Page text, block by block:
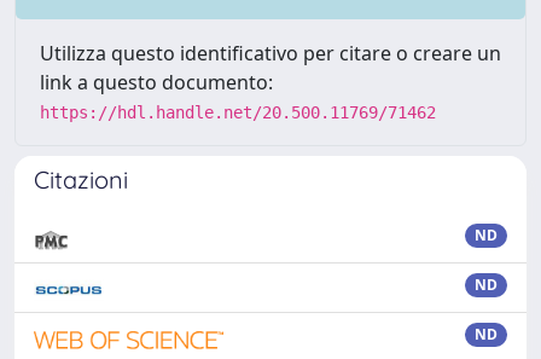
Utilizza questo identificativo per citare o creare un
link a questo documento:
https://hdl.handle.net/20.500.11769/71462
Citazioni
ND
ND
ND